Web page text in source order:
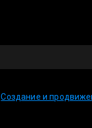
Создание и